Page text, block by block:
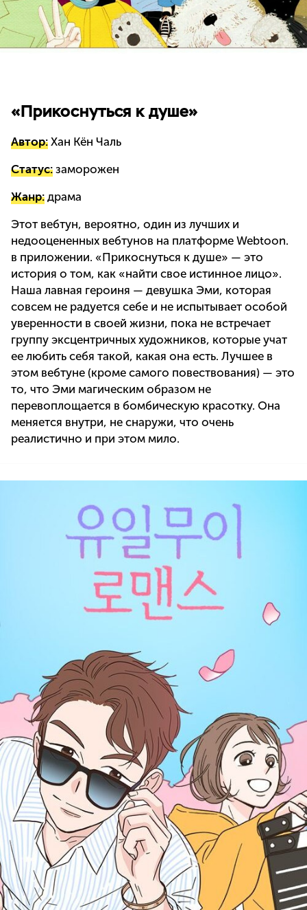
«Прикоснуться к душе»
Автор: Хан Кён Чаль
Статус: заморожен
Жанр: драма
Этот вебтун, вероятно, один из лучших и
недооцененных вебтунов на платформе Webtoon.
в приложении. «Прикоснуться к душе» — это
история о том, как «найти свое истинное лицо».
Наша лавная героиня — девушка Эми, которая
совсем не радуется себе и не испытывает особой
уверенности в своей жизни, пока не встречает
группу эксцентричных художников, которые учат
ее любить себя такой, какая она есть. Лучшее в
этом вебтуне (кроме самого повествования) — это
то, что Эми магическим образом не
перевоплощается в бомбическую красотку. Она
меняется внутри, не снаружи, что очень
реалистично и при этом мило.